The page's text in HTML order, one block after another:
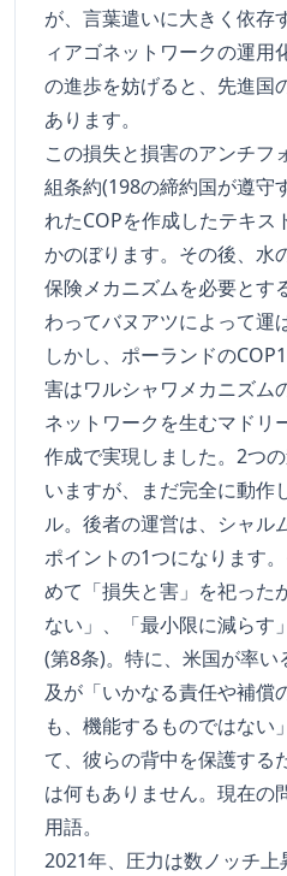
が、言葉遣いに大きく依存
ィアゴネットワークの運用
の進歩を妨げると、先進国
あります。
この損失と損害のアンチフ
組条約(198の締約国が遵守
れたCOPを作成したテキス
かのぼります。その後、水
保険メカニズムを必要とす
わってバヌアツによって運
しかし、ポーランドの
害はワルシャワメカニズム
ネットワークを生むマドリ
作成で実現しました。2つ
いますが、まだ完全に動作
ル。後者の運営は、シャル
ポイントの1つになります
めて「損失と害」を祀った
ない」、「最小限に減らす
(第8条)。特に、米国が率
及が「いかなる責任や補償
も、機能するものではない
て、彼らの背中を保護する
は何もありません。現在の
用語。
2021年、圧力は数ノッチ